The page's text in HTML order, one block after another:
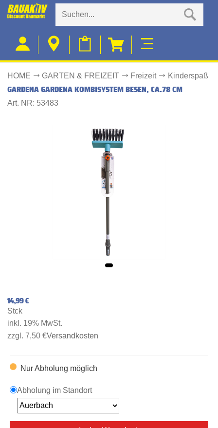
HOME GARTEN & FREIZEIT Freizeit Kinderspaß
GARDENA GARDENA KOMBISYSTEM BESEN, CA.78 CM
Art. NR: 53483
14,99 €
Stck
inkl. 19% MwSt.
zzgl. 7,50 €Versandkosten
Nur Abholung möglich
Abholung im Standort